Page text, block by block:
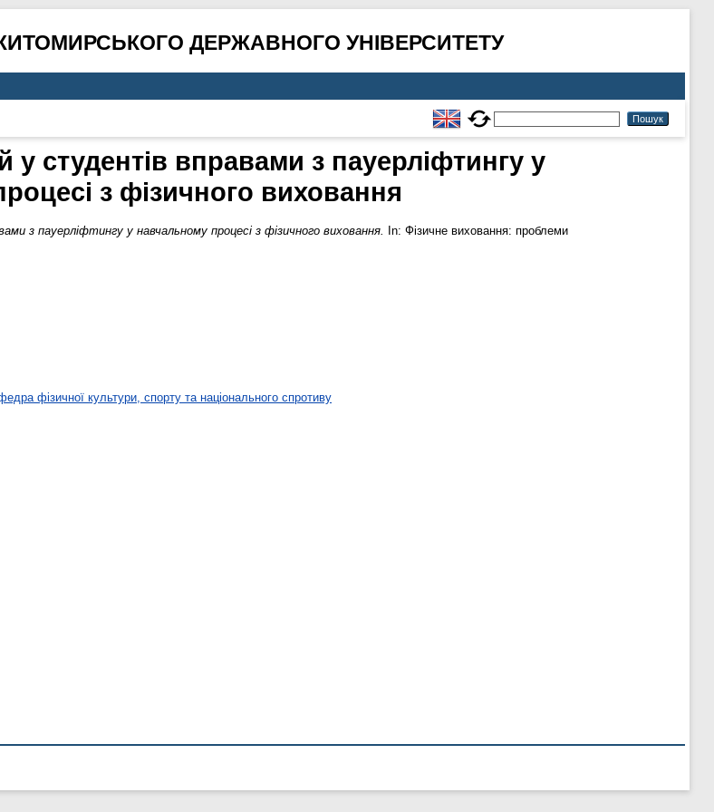
ДЕРЖАВНОГО УНІВЕРСИТЕТУ
у студентів вправами з пауерліфтингу у
з фізичного виховання
з пауерліфтингу у навчальному процесі з фізичного виховання.
In: Фізичне виховання: проблеми
фізичної культури, спорту та національного спротиву